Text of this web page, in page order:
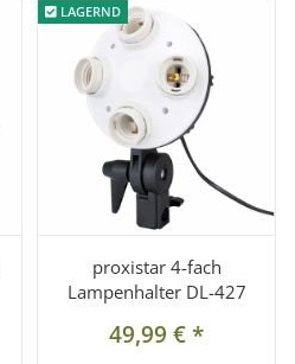
LAGERND
LAGERND
proxistar 4-fach
Lampenhalter DL-427
49,99 €*